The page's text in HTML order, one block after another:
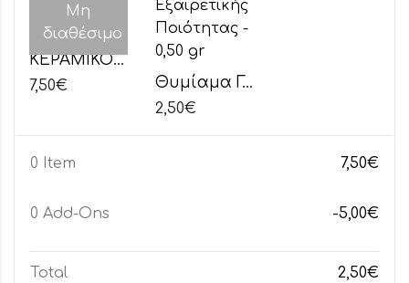
ΚΕΡΑΜΙΚΟ ΥΑΛΟΜΕΝΟ ΘΥΜΙΑΤΟ ΚΑΦΕ
7,50€
Μη
διαθέσιμο
Θυμίαμα Γαρδένια Εξαιρετικής Ποιότητας
2,50€
0 Item 7,50€
0 Add-Ons -5,00€
Total 2,50€